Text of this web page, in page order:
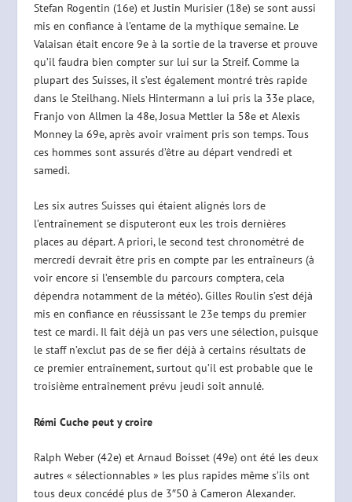
Stefan Rogentin (16e) et Justin Murisier (18e) se sont aussi
mis en confiance à l’entame de la mythique semaine. Le
Valaisan était encore 9e à la sortie de la traverse et prouve
qu’il faudra bien compter sur lui sur la Streif. Comme la
plupart des Suisses, il s’est également montré très rapide
dans le Steilhang. Niels Hintermann a lui pris la 33e place,
Franjo von Allmen la 48e, Josua Mettler la 58e et Alexis
Monney la 69e, après avoir vraiment pris son temps. Tous
ces hommes sont assurés d’être au départ vendredi et
samedi.
Les six autres Suisses qui étaient alignés lors de
l’entraînement se disputeront eux les trois dernières
places au départ. A priori, le second test chronométré de
mercredi devrait être pris en compte par les entraîneurs (à
voir encore si l’ensemble du parcours comptera, cela
dépendra notamment de la météo). Gilles Roulin s’est déjà
mis en confiance en réussissant le 23e temps du premier
test ce mardi. Il fait déjà un pas vers une sélection, puisque
le staff n’exclut pas de se fier déjà à certains résultats de
ce premier entraînement, surtout qu’il est probable que le
troisième entraînement prévu jeudi soit annulé.
Rémi Cuche peut y croire
Ralph Weber (42e) et Arnaud Boisset (49e) ont été les deux
autres « sélectionnables » les plus rapides même s’ils ont
tous deux concédé plus de 3″50 à Cameron Alexander.